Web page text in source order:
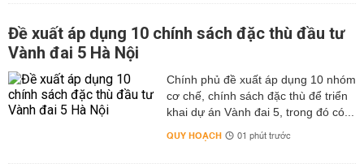
Đề xuất áp dụng 10 chính sách đặc thù đầu tư
Vành đai 5 Hà Nội
Chính phủ đề xuất áp dụng 10 nhóm
cơ chế, chính sách đặc thù để triển
khai dự án Vành đai 5, trong đó có...
QUY HOẠCH 01 phút trước